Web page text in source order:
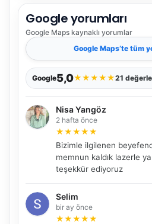
Google yorumları
Google Maps kaynaklı yorumlar
Google Maps’te tüm
Google5,0★★★★★21
Nisa Yangöz
2 hafta önce
★★★★★
Bizimle ilgilenen
memnun kaldık lazerle
teşekkür ediyoruz
Selim
bir ay önce
★★★★★